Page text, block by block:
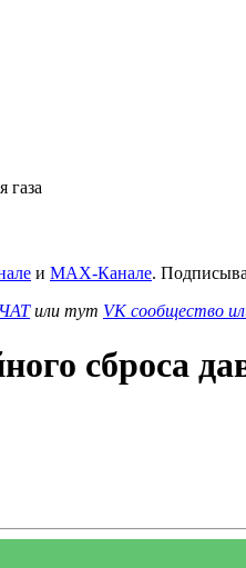
газа
и MAX-Канале.
или тут VK сообщество
сброса